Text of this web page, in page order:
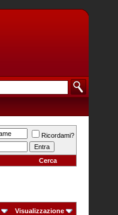
Ricordami?
Cerca
Visualizzazione